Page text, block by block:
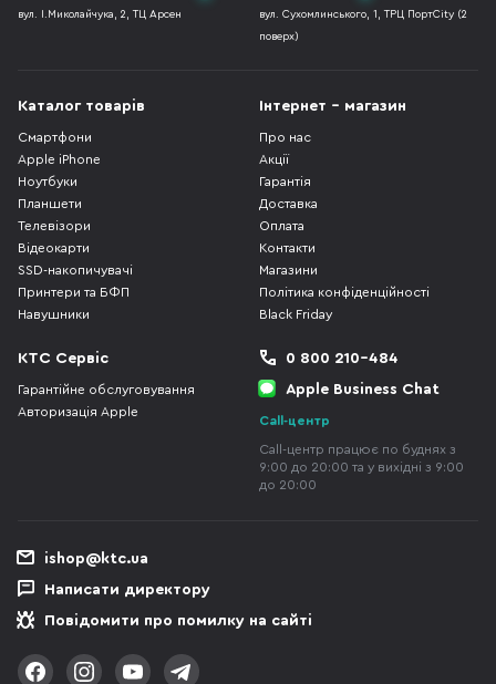
вул. І.Миколайчука, 2, ТЦ Арсен
вул. Сухомлинського, 1, ТРЦ ПортCity (2
поверх)
Каталог товарів
Смартфони
Apple iPhone
Ноутбуки
Планшети
Телевізори
Відеокарти
SSD-накопичувачі
Принтери та БФП
Навушники
Інтернет - магазин
Про нас
Акції
Гарантія
Доставка
Оплата
Контакти
Магазини
Політика конфіденційності
Black Friday
КТС Сервіс
Гарантійне обслуговування
Авторизація Apple
0 800 210-484
Apple Business Chat
Call-центр
Call-центр працює по буднях з
9:00 до 20:00 та у вихідні з 9:00
до 20:00
ishop@ktc.ua
Написати директору
Повідомити про помилку на сайті